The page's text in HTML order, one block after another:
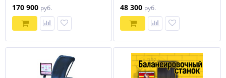
170 900 руб. 48 300 руб.